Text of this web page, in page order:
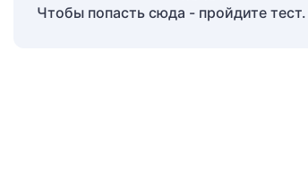
Чтобы попасть сюда - пройдите тест.